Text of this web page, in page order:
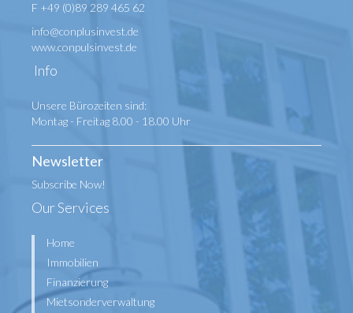
F +49 (0)89 289 465 62
info@conplusinvest.de
www.conpulsinvest.de
Info
Unsere Bürozeiten sind:
Montag - Freitag 8.00 - 18.00 Uhr
Newsletter
Subscribe Now!
Our Services
Home
Immobilien
Finanzierung
Mietsonderverwaltung